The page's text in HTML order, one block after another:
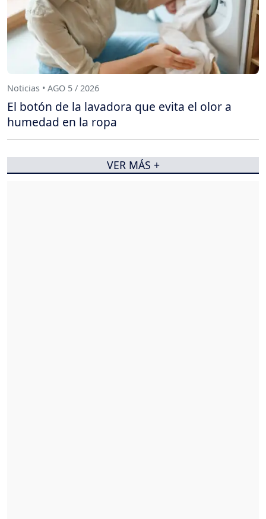
Noticias • AGO 5 / 2026
El botón de la lavadora que evita el olor a
humedad en la ropa
VER MÁS +